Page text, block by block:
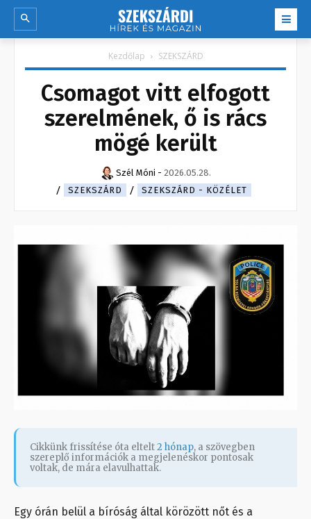
Kezdőlap SZEKSZÁRD
Csomagot vitt elfogott
szerelmének, ő is rács
mögé került
Szél Móni - 2026.05.28.
SZEKSZÁRD
SZEKSZÁRD - KÖZÉLET
Cikkünk frissítése óta eltelt2 hónap, a szövegben
szereplő információk a megjelenéskor pontosak
voltak, de mára elavulhattak.
Egy órán belül a bíróság által körözött nőt és a